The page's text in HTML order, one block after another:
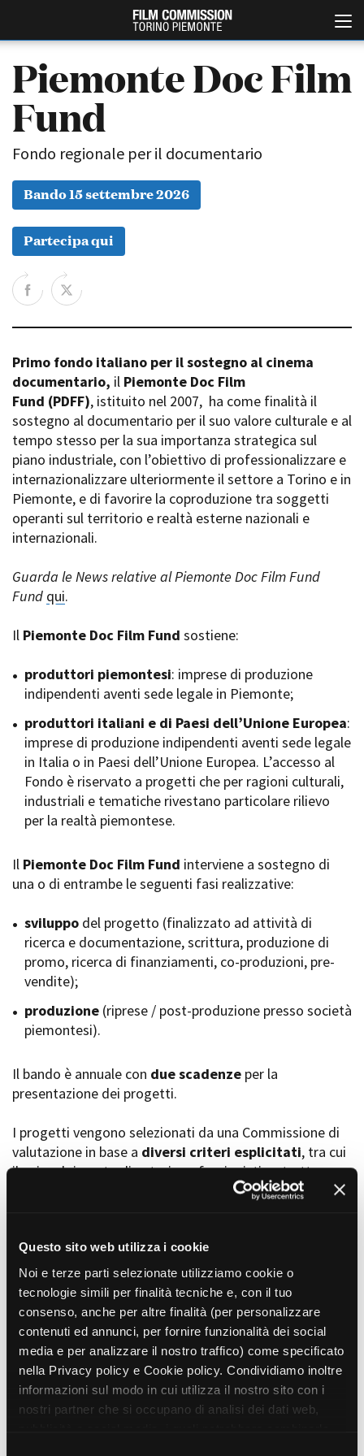
Questo sito web utilizza i cookie
Noi e terze parti selezionate utilizziamo cookie o
tecnologie simili per finalità tecniche e, con il tuo
consenso, anche per altre finalità (per personalizzare
contenuti ed annunci, per fornire funzionalità dei social
media e per analizzare il nostro traffico) come specificato
nella Privacy policy e Cookie policy. Condividiamo inoltre
informazioni sul modo in cui utilizza il nostro sito con i
nostri partner che si occupano di analisi dei dati web,
Chi siamo
Storia della Fondazione
Partner
Rete regionale
Bilancio sociale
Amministrazione
trasparente
Bandi e gare
Sostenibilità ambientale
SERVIZI
Servizi generali
Spazi nella sede FCTP
Sala Casting
Sala Paolo Tenna
Piemonte Film Tv Fund
Piemonte Film Tv
Development Fund
Piemonte Doc Film Fund
Short Film Fund
PRODUCTION GUIDE
Società di produzione
Strutture di servizio
Attrici-Attori
Beginners
LOCATION GUIDE
FILM DATABASE
BOOK DATABASE
NEWS
CASTING
Guarda che storia!
La Grazia - Immagini e
location della Torino di Paolo
Sorrentino
Open Day
Ciak in TOur!
FESTIVAL, MARKETS,
AWARDS
International Film Festival
Festival de Cannes
Locarno Film Festival
Cinematografica Venezia
Toronto International Film
Festa del Cinema di Roma
Torino Film Festival
David di Donatello
Nastri d’Argento
Premio Solinas
Location - Accedi al tuo
profilo
Newsletter
Lavora con noi
Stage - Tirocini - Scuola e
Lavoro
per affidamento lavori in
economia
Amministrazione trasparente
Bandi e gare
Whistleblowing
Piemonte Doc Film
Fund
Fondo regionale per il documentario
Bando 15 settembre 2026
Partecipa qui
Primo fondo italiano per il sostegno al cinema
documentario, il Piemonte Doc Film
Fund (PDFF), istituito nel 2007, ha come finalità il
sostegno al documentario per il suo valore culturale e al
tempo stesso per la sua importanza strategica sul
piano industriale, con l’obiettivo di professionalizzare e
internazionalizzare ulteriormente il settore a Torino e in
Piemonte, e di favorire la coproduzione tra soggetti
operanti sul territorio e realtà esterne nazionali e
internazionali.
Guarda le News relative al Piemonte Doc Film Fund
Fund qui.
Il Piemonte Doc Film Fund sostiene:
produttori piemontesi: imprese di produzione
indipendenti aventi sede legale in Piemonte;
produttori italiani e di Paesi dell’Unione Europea:
imprese di produzione indipendenti aventi sede legale
in Italia o in Paesi dell’Unione Europea. L’accesso al
Fondo è riservato a progetti che per ragioni culturali,
industriali e tematiche rivestano particolare rilievo
per la realtà piemontese.
Il Piemonte Doc Film Fund interviene a sostegno di
una o di entrambe le seguenti fasi realizzative:
sviluppo del progetto (finalizzato ad attività di
ricerca e documentazione, scrittura, produzione di
promo, ricerca di finanziamenti, co-produzioni, pre-
vendite);
produzione (riprese / post-produzione presso società
piemontesi).
Il bando è annuale con due scadenze per la
presentazione dei progetti.
I progetti vengono selezionati da una Commissione di
valutazione in base a diversi criteri esplicitati, tra cui
il coinvolgimento di autori, professionisti e strutture
torinesi e piemontesi, i co-finanziamenti e l’effettiva
diffusione attraverso molteplici canali (proiezioni in sala,
canali televisivi, homevideo, piattaforme web...).
Progetti in progress
Vedi 105 progetti in progress